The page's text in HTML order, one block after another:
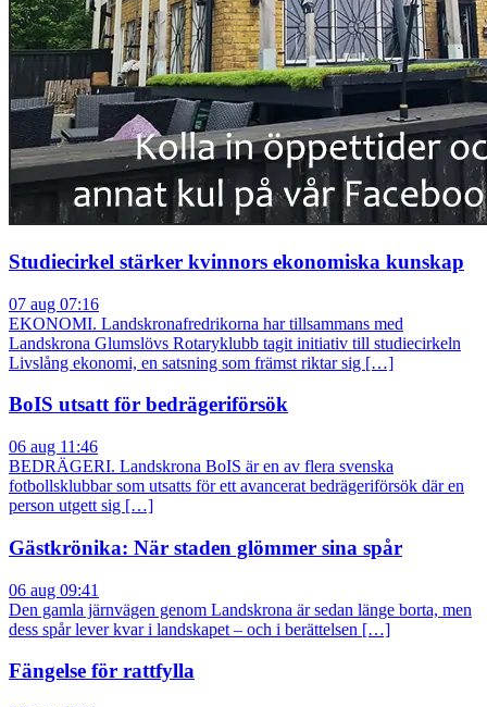
Studiecirkel stärker kvinnors ekonomiska kunskap
07 aug 07:16
EKONOMI. Landskronafredrikorna har tillsammans med
Landskrona Glumslövs Rotaryklubb tagit initiativ till studiecirkeln
Livslång ekonomi, en satsning som främst riktar sig […]
BoIS utsatt för bedrägeriförsök
06 aug 11:46
BEDRÄGERI. Landskrona BoIS är en av flera svenska
fotbollsklubbar som utsatts för ett avancerat bedrägeriförsök där en
person utgett sig […]
Gästkrönika: När staden glömmer sina spår
06 aug 09:41
Den gamla järnvägen genom Landskrona är sedan länge borta, men
dess spår lever kvar i landskapet – och i berättelsen […]
Fängelse för rattfylla